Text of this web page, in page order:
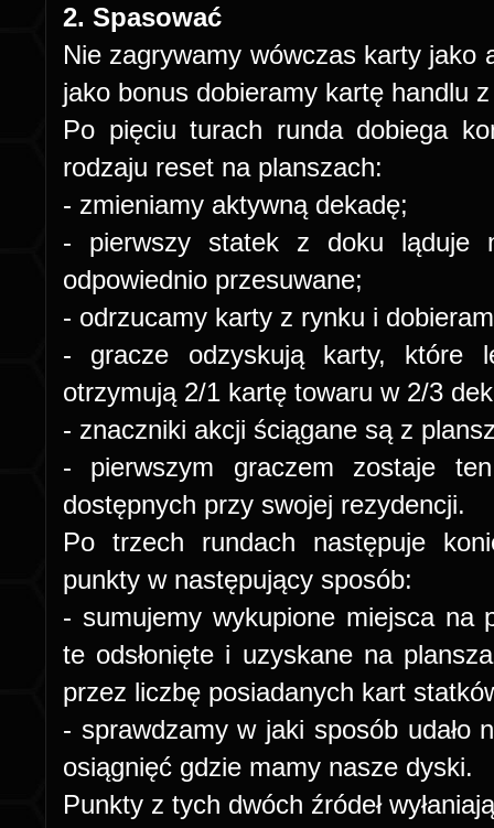
2. Spasować
Nie zagrywamy wówczas karty jako
jako bonus dobieramy kartę handlu
Po pięciu turach runda dobiega
rodzaju reset na planszach:
- zmieniamy aktywną dekadę;
- pierwszy statek z doku ląduje
odpowiednio przesuwane;
- odrzucamy karty z rynku i
- gracze odzyskują karty, które
otrzymują 2/1 kartę towaru w 2/3
- znaczniki akcji ściągane są z
- pierwszym graczem zostaje
dostępnych przy swojej rezydencji.
Po trzech rundach następuje
punkty w następujący sposób:
- sumujemy wykupione miejsca na
te odsłonięte i uzyskane na
przez liczbę posiadanych kart
- sprawdzamy w jaki sposób udało
osiągnięć gdzie mamy nasze dyski.
Punkty z tych dwóch źródeł